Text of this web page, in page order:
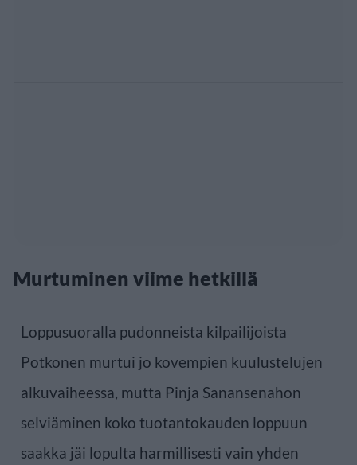
Murtuminen viime hetkillä
Loppusuoralla pudonneista kilpailijoista
Potkonen murtui jo kovempien kuulustelujen
alkuvaiheessa, mutta Pinja Sanansenahon
selviäminen koko tuotantokauden loppuun
saakka jäi lopulta harmillisesti vain yhden